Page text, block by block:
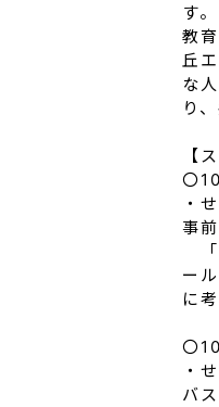
す。
教
丘
な
り
【
〇
・
事前
「
ー
に
〇
・
バ